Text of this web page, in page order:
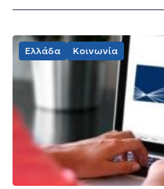
Ελλάδα Κοινωνία